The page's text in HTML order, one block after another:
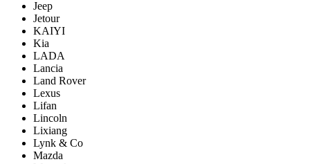
Jeep
Jetour
KAIYI
Kia
LADA
Lancia
Land Rover
Lexus
Lifan
Lincoln
Lixiang
Lynk & Co
Mazda